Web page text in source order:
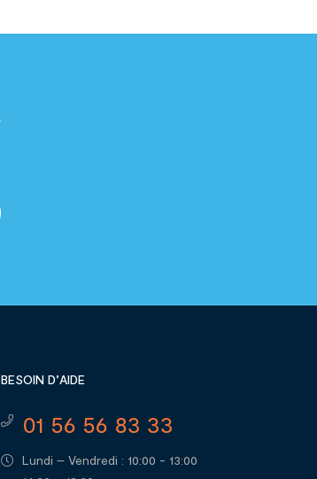
BESOIN D’AIDE
01 56 56 83 33
Lundi – Vendredi : 10:00 - 13:00